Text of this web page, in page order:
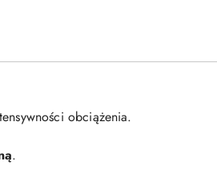
obciążenia.
.